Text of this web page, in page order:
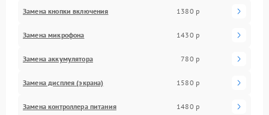
Замена кнопки включения 1380 р
Замена микрофона 1430 р
Замена аккумулятора 780 р
Замена дисплея (экрана) 1580 р
Замена контроллера питания 1480 р